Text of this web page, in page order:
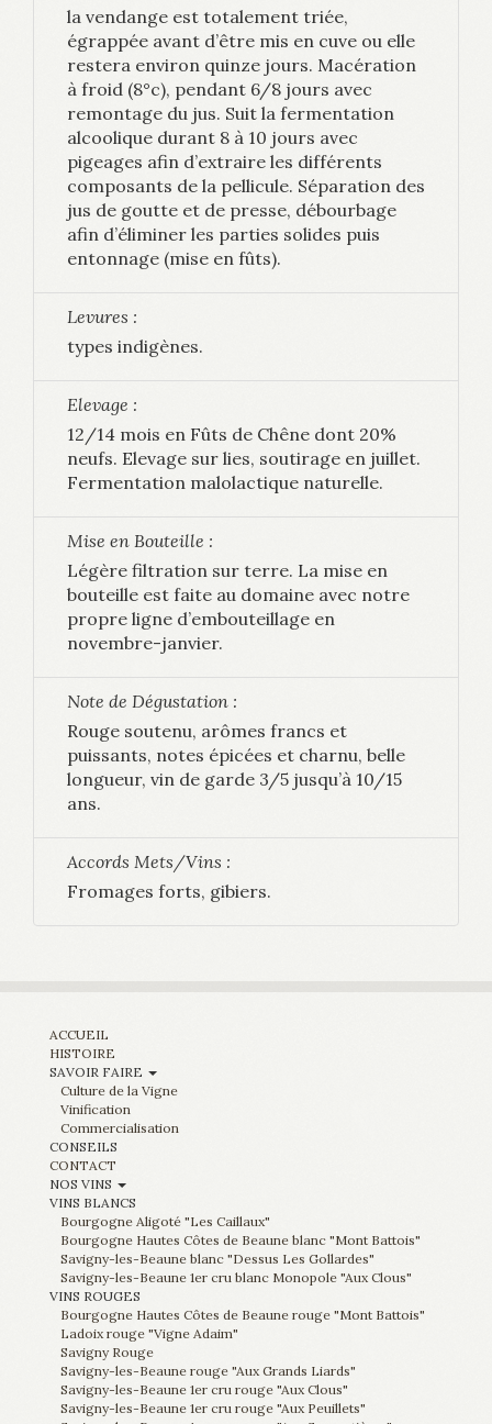
la vendange est totalement triée,
égrappée avant d’être mis en cuve ou elle
restera environ quinze jours. Macération
à froid (8°c), pendant 6/8 jours avec
remontage du jus. Suit la fermentation
alcoolique durant 8 à 10 jours avec
pigeages afin d’extraire les différents
composants de la pellicule. Séparation des
jus de goutte et de presse, débourbage
afin d’éliminer les parties solides puis
entonnage (mise en fûts).
Levures :
types indigènes.
Elevage :
12/14 mois en Fûts de Chêne dont 20%
neufs. Elevage sur lies, soutirage en juillet.
Fermentation malolactique naturelle.
Mise en Bouteille :
Légère filtration sur terre. La mise en
bouteille est faite au domaine avec notre
propre ligne d’embouteillage en
novembre-janvier.
Note de Dégustation :
Rouge soutenu, arômes francs et
puissants, notes épicées et charnu, belle
longueur, vin de garde 3/5 jusqu’à 10/15
ans.
Accords Mets/Vins :
Fromages forts, gibiers.
ACCUEIL
HISTOIRE
SAVOIR FAIRE
Culture de la Vigne
Vinification
Commercialisation
CONSEILS
CONTACT
NOS VINS
VINS BLANCS
Bourgogne Aligoté "Les Caillaux"
Bourgogne Hautes Côtes de Beaune blanc "Mont Battois"
Savigny-les-Beaune blanc "Dessus Les Gollardes"
Savigny-les-Beaune 1er cru blanc Monopole "Aux Clous"
VINS ROUGES
Bourgogne Hautes Côtes de Beaune rouge "Mont Battois"
Ladoix rouge "Vigne Adaim"
Savigny Rouge
Savigny-les-Beaune rouge "Aux Grands Liards"
Savigny-les-Beaune 1er cru rouge "Aux Clous"
Savigny-les-Beaune 1er cru rouge "Aux Peuillets"